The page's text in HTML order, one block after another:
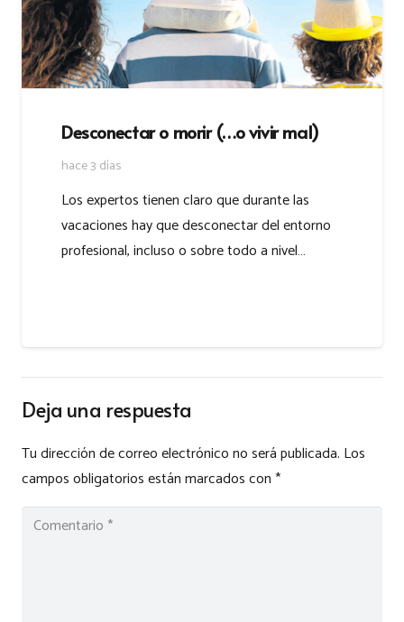
Desconectar o morir (…o vivir mal)
hace 3 días
Los expertos tienen claro que durante las
vacaciones hay que desconectar del entorno
profesional, incluso o sobre todo a nivel…
Deja una respuesta
Tu dirección de correo electrónico no será publicada. Los
campos obligatorios están marcados con*